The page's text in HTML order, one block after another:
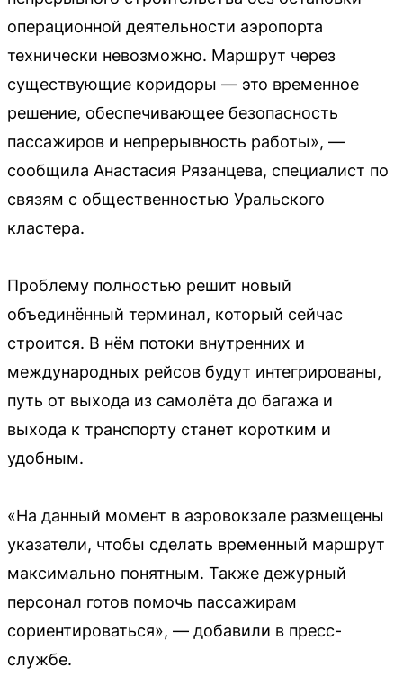
операционной деятельности аэропорта
технически невозможно. Маршрут через
существующие коридоры — это временное
решение, обеспечивающее безопасность
пассажиров и непрерывность работы», —
сообщила Анастасия Рязанцева, специалист по
связям с общественностью Уральского
кластера.
Проблему полностью решит новый
объединённый терминал, который сейчас
строится. В нём потоки внутренних и
международных рейсов будут интегрированы,
путь от выхода из самолёта до багажа и
выхода к транспорту станет коротким и
удобным.
«На данный момент в аэровокзале размещены
указатели, чтобы сделать временный маршрут
максимально понятным. Также дежурный
персонал готов помочь пассажирам
сориентироваться», — добавили в пресс-
службе.